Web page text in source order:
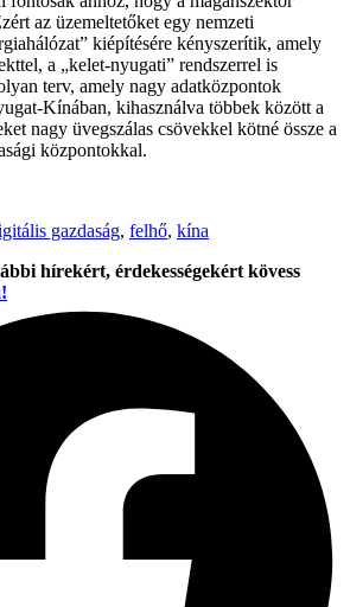
az üzemeltetőket egy nemzeti
kiépítésére kényszerítik, amely
a „kelet-nyugati” rendszerrel is
terv, amely nagy adatközpontok
Kínában, kihasználva többek között a
nagy üvegszálas csövekkel kötné össze a
központokkal.
gazdaság, felhő, kína
hírekért, érdekességekért kövess